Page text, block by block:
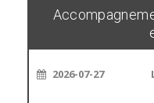
2026-07-27